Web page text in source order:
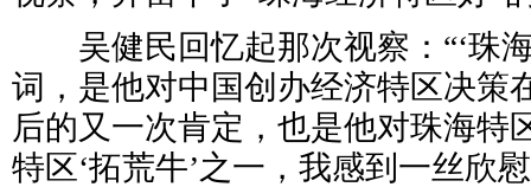
吴健民回忆起那次视察：“‘珠海
词，是他对中国创办经济特区决策
后的又一次肯定，也是他对珠海特
特区‘拓荒牛’之一，我感到一丝欣